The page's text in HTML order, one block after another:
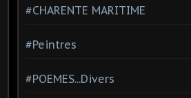
#CHARENTE MARITIME
#Peintres
#POEMES...Divers